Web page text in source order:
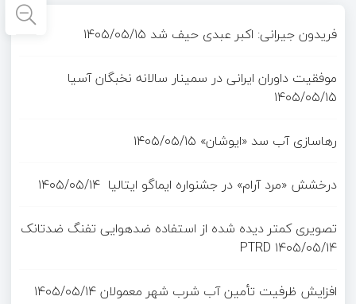
فریدون جیرانی: اکبر عبدی حیف شد ۱۴۰۵/۰۵/۱۵
موفقیت داوران ایرانی در سمینار سالانه نخبگان آسیا
۱۴۰۵/۰۵/۱۵
رهاسازی آب سد «ایوشان» ۱۴۰۵/۰۵/۱۵
درخشش «مرد آرام» در جشنواره ایماگو ایتالیا ۱۴۰۵/۰۵/۱۴
تصویری کمتر دیده شده از استفاده ضدهوایی تفنگ ضدتانک
PTRD ۱۴۰۵/۰۵/۱۴
افزایش ظرفیت تأمین آب شرب شهر معمولان۱۴۰۵/۰۵/۱۴